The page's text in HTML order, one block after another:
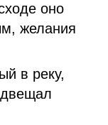
оно
желания
в реку,